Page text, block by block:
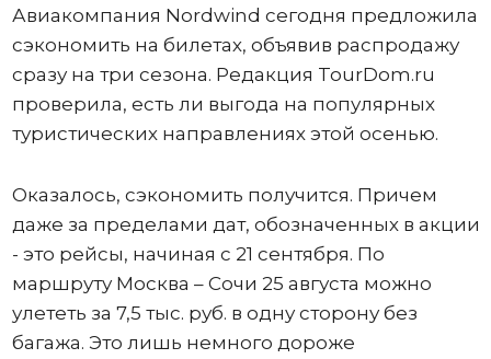
Авиакомпания Nordwind сегодня предложила
сэкономить на билетах, объявив распродажу
сразу на три сезона. Редакция TourDom.ru
проверила, есть ли выгода на популярных
туристических направлениях этой осенью.
Оказалось, сэкономить получится. Причем
даже за пределами дат, обозначенных в акции
- это рейсы, начиная с 21 сентября. По
маршруту Москва – Сочи 25 августа можно
улететь за 7,5 тыс. руб. в одну сторону без
багажа. Это лишь немного дороже